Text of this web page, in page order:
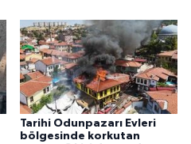
Tarihi Odunpazarı Evleri
bölgesinde korkutan